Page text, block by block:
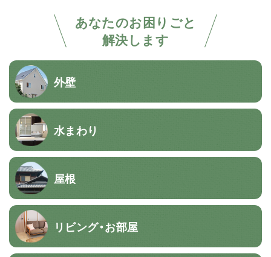
あなたのお困りごと
解決します
外壁
水まわり
屋根
リビング・お部屋